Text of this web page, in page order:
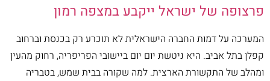
פרצופה של ישראל ייקבע במצפה רמון
המערכה על דמות החברה הישראלית לא תוכרע רק בכנסת וברחוב
קפלן בתל אביב. היא ניטשת יום יום ביישובי הפריפריה, רחוק מהעין
ומהלב של התקשורת הארצית. למה שקורה בבית שמש, בטבריה